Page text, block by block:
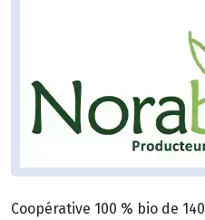
Coopérative 100 % bio de